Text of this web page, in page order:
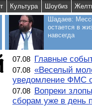
Культура Шоубиз
Шадаев:
остается в
навсегда
07.08 Главные
07.08 «Веселый
уведомление ФМС
07.08 Вопреки
сборам уже в день